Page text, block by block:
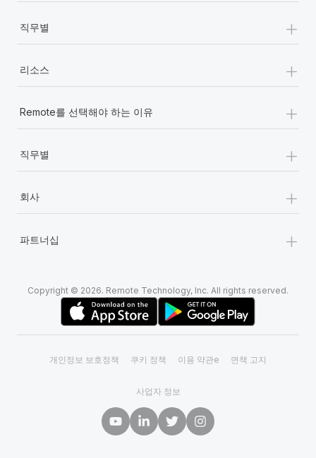
직무별 +
리소스 +
Remote를 선택해야 하는 이유 +
직무별 +
회사 +
파트너십 +
Copyright © 2026. Remote Technology, Inc. All rights reserved.
개인정보 보호정책 쿠키 정책 이용 약관e 면책 고지
사업자 정보